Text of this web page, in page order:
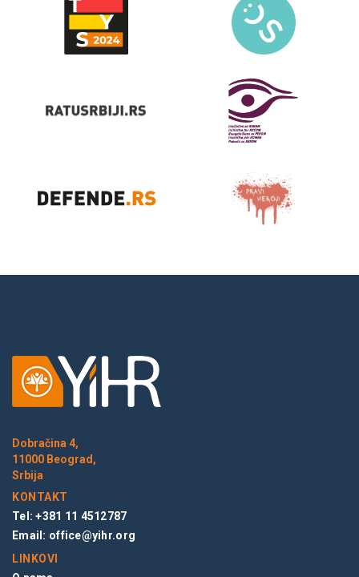
Dobračina 4,
11000 Beograd,
Srbija
KONTAKT
Tel: +381 11 4512787
Email: office@yihr.org
LINKOVI